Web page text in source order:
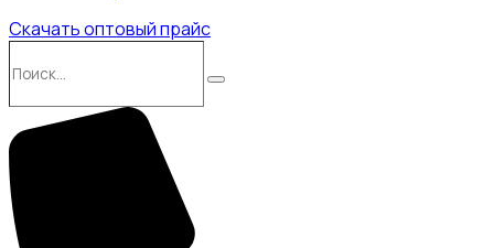
Скачать оптовый прайс
Поиск